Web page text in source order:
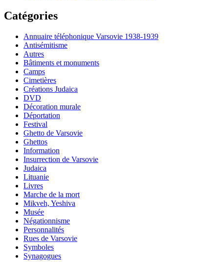
Catégories
Annuaire téléphonique Varsovie 1938-1939
Antisémitisme
Autres
Bâtiments et monuments
Camps
Cimetières
Créations Judaica
DVD
Décoration murale
Déportation
Festival
Ghetto de Varsovie
Ghettos
Information
Insurrection de Varsovie
Judaica
Lituanie
Livres
Marche de la mort
Mikveh, Yeshiva
Musée
Négationnisme
Personnalités
Rues de Varsovie
Symboles
Synagogues